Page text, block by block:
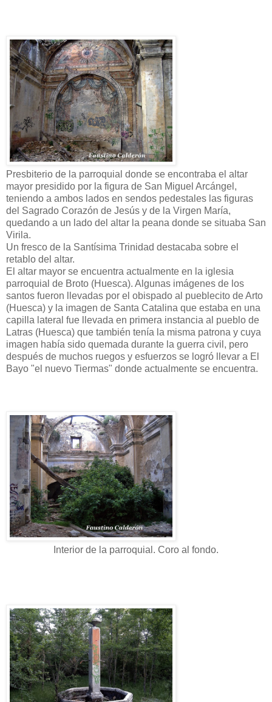
Presbiterio de la parroquial donde se encontraba el altar
mayor presidido por la figura de San Miguel Arcángel,
teniendo a ambos lados en sendos pedestales las figuras
del Sagrado Corazón de Jesús y de la Virgen María,
quedando a un lado del altar la peana donde se situaba San
Virila.
Un fresco de la Santísima Trinidad destacaba sobre el
retablo del altar.
El altar mayor se encuentra actualmente en la iglesia
parroquial de Broto (Huesca). Algunas imágenes de los
santos fueron llevadas por el obispado al pueblecito de Arto
(Huesca) y la imagen de Santa Catalina que estaba en una
capilla lateral fue llevada en primera instancia al pueblo de
Latras (Huesca) que también tenía la misma patrona y cuya
imagen había sido quemada durante la guerra civil, pero
después de muchos ruegos y esfuerzos se logró llevar a El
Bayo "el nuevo Tiermas" donde actualmente se encuentra.
Interior de la parroquial. Coro al fondo.